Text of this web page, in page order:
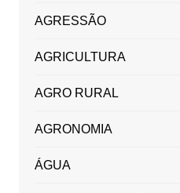
AGRESSÃO
AGRICULTURA
AGRO RURAL
AGRONOMIA
ÁGUA